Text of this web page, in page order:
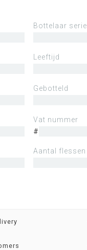
Bottelaar serie
Leeftijd
Gebotteld
Vat nummer
#
Aantal flessen